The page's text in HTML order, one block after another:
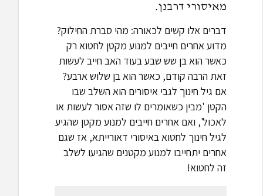
מאיסורי דרבנן.
דברים אלו קשים לכאורה: מהי סברת החילוק?
מדוע אחרים חייבים למנוע מקטן לחטוא רק
כאשר הוא בן שש שבע בעוד האב חייב לעשות
זאת הרבה קודם, כאשר הוא בן שלוש ארבע?
אם גיל חינוך לגבי איסורים הוא השלב שבו
הקטן 'מבין כשאומרים לו שזה אסור לעשות או
לאכול', ואם אחרים חייבים למנוע מקטן שהגיע
לגיל חינוך לחטוא באיסורי דאורייתא, אז שגם
אחרים יתחייבו למנוע מקטנים שהגיעו לשלב
זה לחטוא!